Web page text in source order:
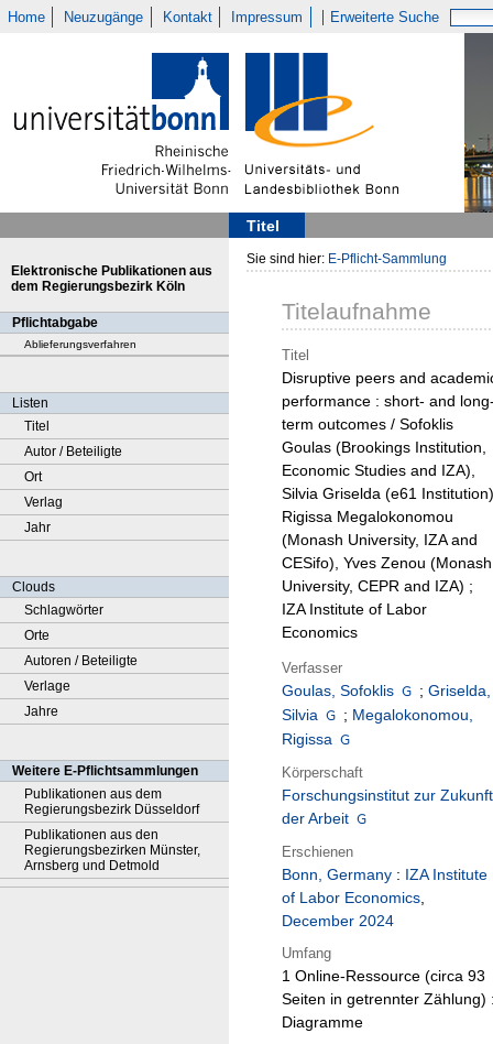
Home Neuzugänge Kontakt Impressum Erweiterte Suche
Titel
Elektronische Publikationen aus
dem Regierungsbezirk Köln
Pflichtabgabe
Ablieferungsverfahren
Listen
Titel
Autor / Beteiligte
Ort
Verlag
Jahr
Clouds
Schlagwörter
Orte
Autoren / Beteiligte
Verlage
Jahre
Weitere E-Pflichtsammlungen
Publikationen aus dem
Regierungsbezirk Düsseldorf
Publikationen aus den
Regierungsbezirken Münster,
Arnsberg und Detmold
Sie sind hier: E-Pflicht-Sammlung
Titelaufnahme
Titel
Disruptive peers and
performance : short- and
term outcomes / Sofoklis
Goulas (Brookings Institution,
Economic Studies and IZA),
Silvia Griselda (e61
Rigissa Megalokonomou
(Monash University, IZA and
CESifo), Yves Zenou (Monash
University, CEPR and IZA) ;
IZA Institute of Labor
Economics
Verfasser
Goulas, Sofoklis ; Griselda,
Silvia
; Megalokonomou,
Rigissa
Körperschaft
Forschungsinstitut zur Zukunft
der Arbeit
Erschienen
Bonn, Germany : IZA Institute
of Labor Economics,
December 2024
Umfang
1 Online-Ressource (circa 93
Seiten in getrennter Zählung)
Diagramme